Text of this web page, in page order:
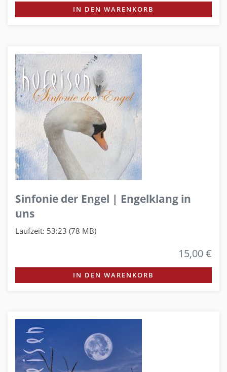
IN DEN WARENKORB
Sinfonie der Engel | Engelklang in
uns
Laufzeit: 53:23 (78 MB)
15,00 €
IN DEN WARENKORB